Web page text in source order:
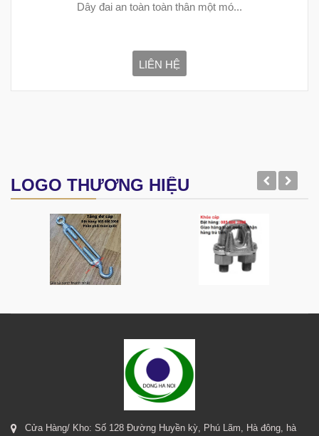
Dây đai an toàn toàn thân một mó...
LIÊN HỆ
LOGO THƯƠNG HIỆU
Cửa Hàng/ Kho: Số 128 Đường Huyền kỳ, Phú Lãm, Hà đông, hà